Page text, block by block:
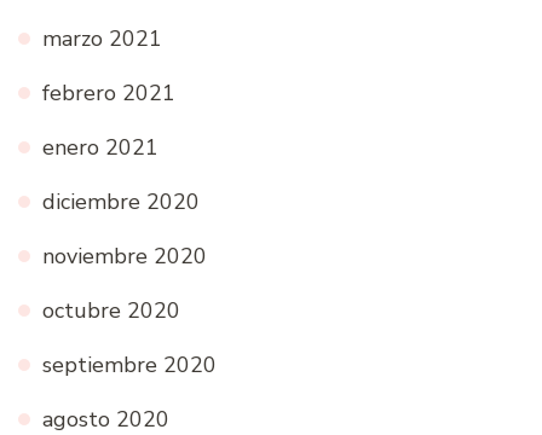
marzo 2021
febrero 2021
enero 2021
diciembre 2020
noviembre 2020
octubre 2020
septiembre 2020
agosto 2020